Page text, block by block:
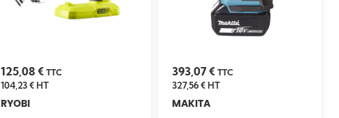
125,08 € TTC
104,23 €HT
RYOBI
393,07 € TTC
327,56 €HT
MAKITA